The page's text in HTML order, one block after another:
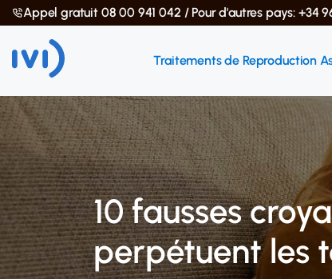
Appel gratuit 08 00 941 042 / Pour d'autres pays: +34
Traitements de Reproduction
10 fausses
perpétuent les